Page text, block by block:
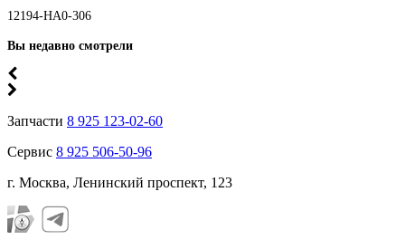
12194-HA0-306
Вы недавно смотрели
Запчасти 8 925 123-02-60
Сервис 8 925 506-50-96
г. Москва, Ленинский проспект, 123